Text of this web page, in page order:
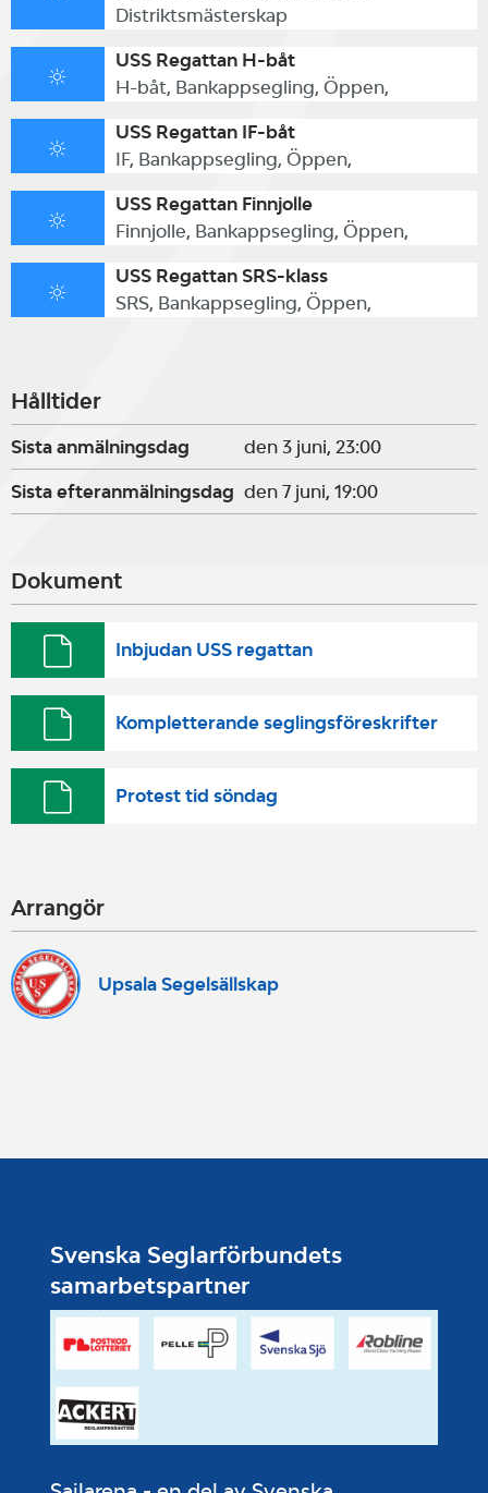
Distriktsmästerskap
USS Regattan H-båt
H-båt, Bankappsegling, Öppen,
USS Regattan IF-båt
IF, Bankappsegling, Öppen,
USS Regattan Finnjolle
Finnjolle, Bankappsegling, Öppen,
USS Regattan SRS-klass
SRS, Bankappsegling, Öppen,
Hålltider
Sista anmälningsdag den 3 juni, 23:00
Sista efteranmälningsdag den 7 juni, 19:00
Dokument
Inbjudan USS regattan
Kompletterande seglingsföreskrifter
Protest tid söndag
Arrangör
Upsala Segelsällskap
Svenska Seglarförbundets
samarbetspartner